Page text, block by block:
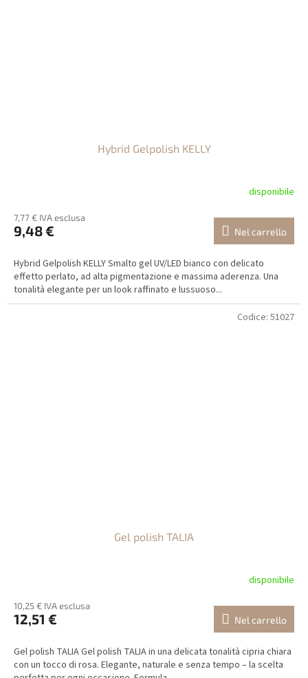
Hybrid Gelpolish KELLY
disponibile
7,77 € IVA esclusa
9,48 € Nel carrello
Hybrid Gelpolish KELLY Smalto gel UV/LED bianco con delicato
effetto perlato, ad alta pigmentazione e massima aderenza. Una
tonalità elegante per un look raffinato e lussuoso...
Gel polish TALIA
disponibile
10,25 € IVA esclusa
12,51 € Nel carrello
Gel polish TALIA Gel polish TALIA in una delicata tonalità cipria chiara
con un tocco di rosa. Elegante, naturale e senza tempo – la scelta
Codice: 51027